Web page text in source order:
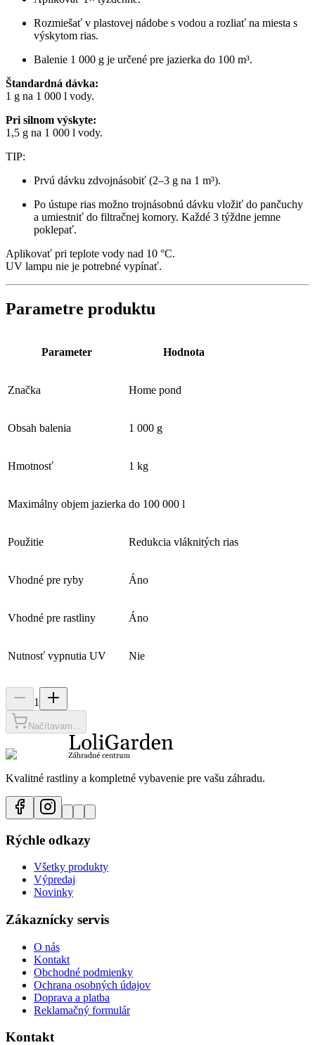
Rozmiešať v plastovej nádobe s vodou a rozliať na miesta s
výskytom rias.
Balenie 1 000 g je určené pre jazierka do 100 m³.
Štandardná dávka:
1 g na 1 000 l vody.
Pri silnom výskyte:
1,5 g na 1 000 l vody.
TIP:
Prvú dávku zdvojnásobiť (2–3 g na 1 m³).
Po ústupe rias možno trojnásobnú dávku vložiť do pančuchy
a umiestniť do filtračnej komory. Každé 3 týždne jemne
poklepať.
Aplikovať pri teplote vody nad 10 °C.
UV lampu nie je potrebné vypínať.
Parametre produktu
Parameter Hodnota
Značka Home pond
Obsah balenia 1 000 g
Hmotnosť 1 kg
Maximálny objem jazierka do 100 000 l
Použitie Redukcia vláknitých rias
Vhodné pre ryby Áno
Vhodné pre rastliny Áno
Nutnosť vypnutia UV Nie
1
Načítavam...
Kvalitné rastliny a kompletné vybavenie pre vašu záhradu.
Rýchle odkazy
Všetky produkty
Výpredaj
Novinky
Zákaznícky servis
O nás
Kontakt
Obchodné podmienky
Ochrana osobných údajov
Doprava a platba
Reklamačný formulár
Kontakt